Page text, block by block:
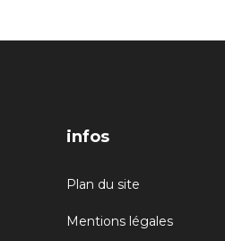
infos
Plan du site
Mentions légales